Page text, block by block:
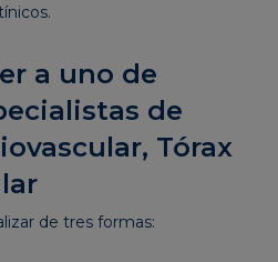
a uno de
de
Tórax
de tres formas: